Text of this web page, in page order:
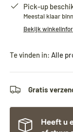
Pick-up
Meestal klaar
Bekijk
Te vinden in: Alle
Gratis
Heeft u